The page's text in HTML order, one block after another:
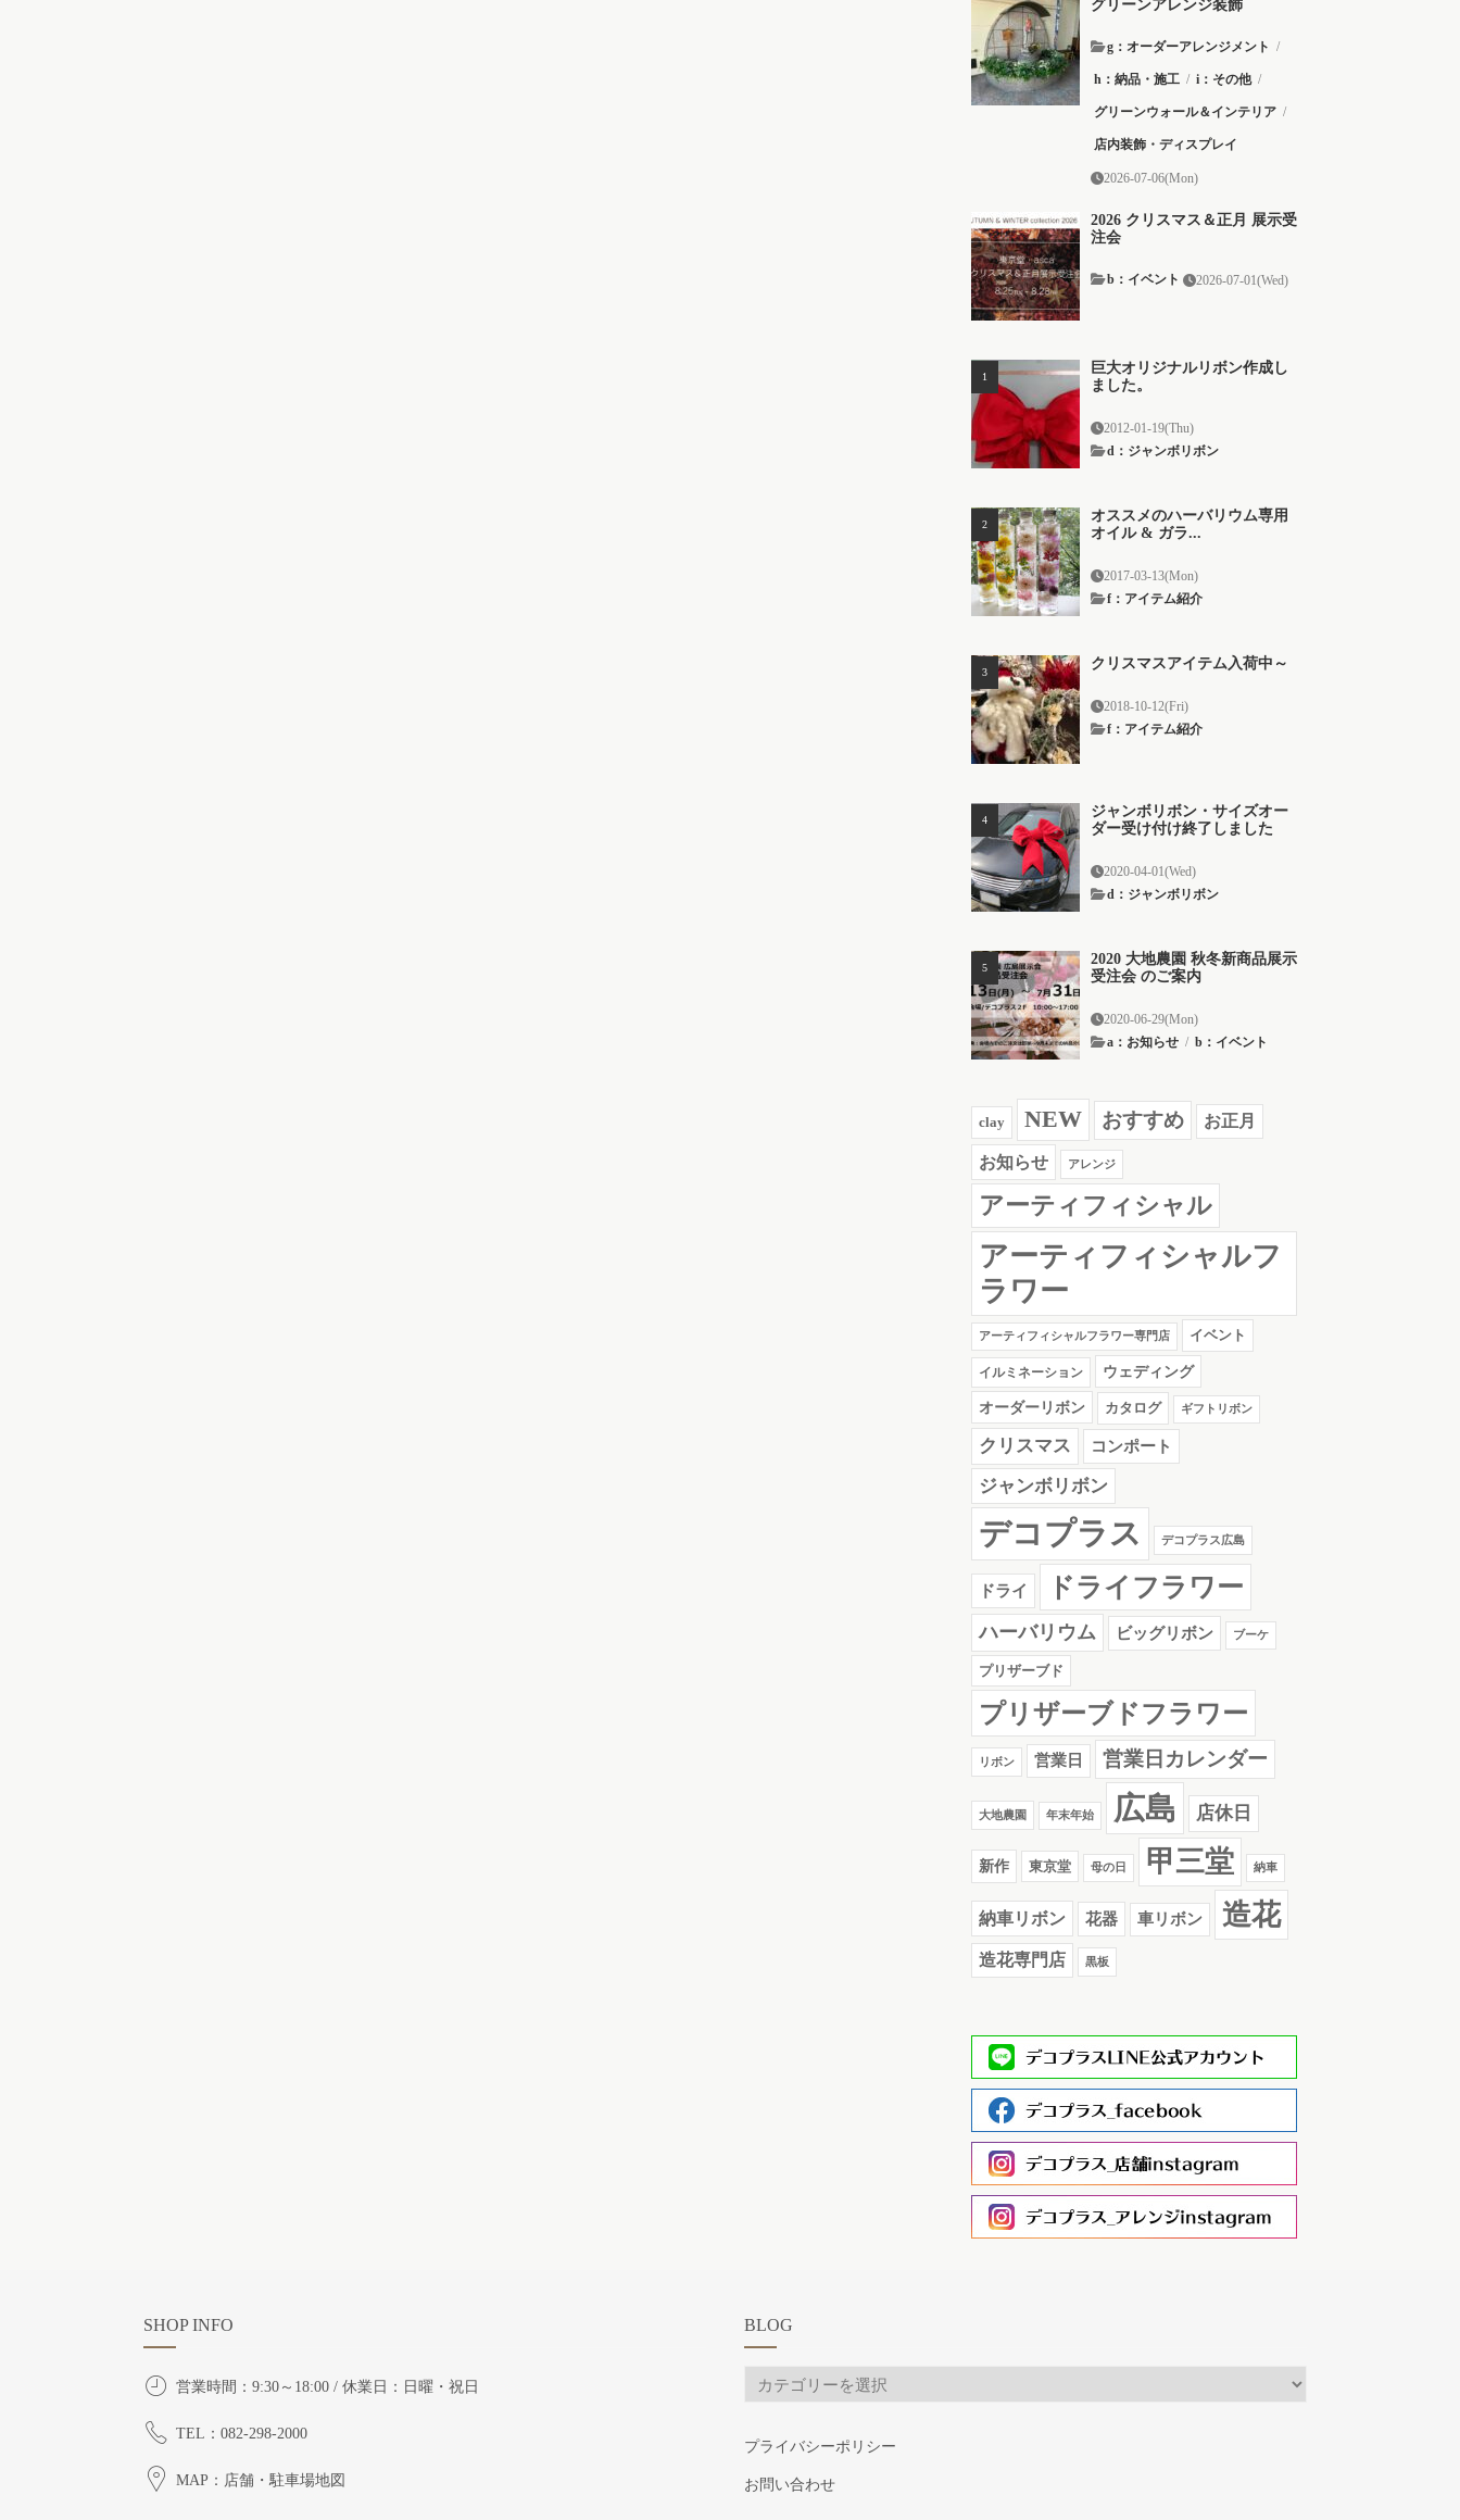
グリーンアレンジ装飾
g：オーダーアレンジメント /
h：納品・施工 / i：その他 /
グリーンウォール＆インテリア /
店内装飾・ディスプレイ
2026-07-06(Mon)
2026 クリスマス＆正月 展示受
注会
b：イベント 2026-07-01(Wed)
巨大オリジナルリボン作成し
ました。
2012-01-19(Thu)
d：ジャンボリボン
オススメのハーバリウム専用
オイル & ガラ...
2017-03-13(Mon)
f：アイテム紹介
クリスマスアイテム入荷中～
2018-10-12(Fri)
f：アイテム紹介
ジャンボリボン・サイズオー
ダー受け付け終了しました
2020-04-01(Wed)
d：ジャンボリボン
2020 大地農園 秋冬新商品展示
受注会 のご案内
2020-06-29(Mon)
a：お知らせ / b：イベント
clay NEW おすすめ お正月
お知らせ アレンジ
アーティフィシャル
アーティフィシャルフ
ラワー
アーティフィシャルフラワー専門店 イベント
イルミネーション ウェディング
オーダーリボン カタログ ギフトリボン
クリスマス コンポート
ジャンボリボン
デコプラス デコプラス広島
ドライ ドライフラワー
ハーバリウム ビッグリボン ブーケ
プリザーブド
プリザーブドフラワー
リボン 営業日 営業日カレンダー
大地農園 年末年始 広島 店休日
新作 東京堂 母の日 甲三堂 納車
納車リボン 花器 車リボン 造花
造花専門店 黒板
SHOP INFO
営業時間：9:30～18:00 / 休業日：日曜・祝日
TEL：082-298-2000
MAP：店舗・駐車場地図
BLOG
BLOG
プライバシーポリシー
お問い合わせ